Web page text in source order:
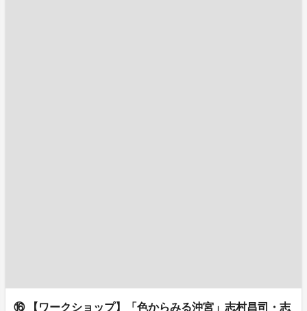
⑯ 【ワークショップ】「色からみる沖宮」志村昌司・志